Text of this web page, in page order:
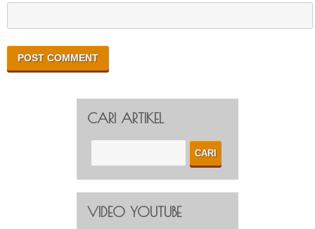
CARI ARTIKEL
VIDEO YOUTUBE